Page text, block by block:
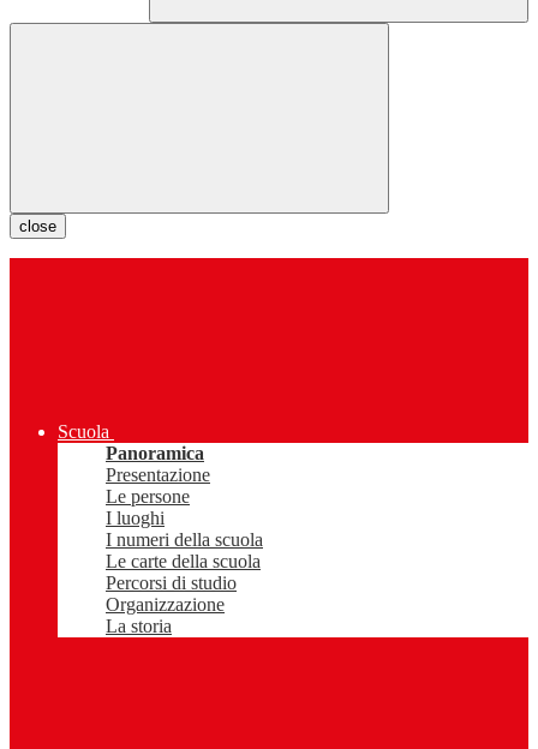
close
Scuola
Panoramica
Presentazione
Le persone
I luoghi
I numeri della scuola
Le carte della scuola
Percorsi di studio
Organizzazione
La storia